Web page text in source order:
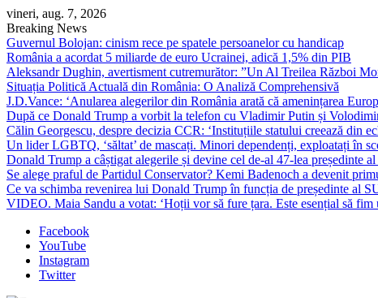
Skip
to
content
vineri, aug. 7, 2026
Breaking News
Guvernul Bolojan: cinism rece pe spatele persoanelor cu handicap
România a acordat 5 miliarde de euro Ucrainei, adică 1,5% din PIB
Aleksandr Dughin, avertisment cutremurător: ”Un Al Treilea Război
Situația Politică Actuală din România: O Analiză Comprehensivă
J.D.Vance: ‘Anularea alegerilor din România arată că amenințarea
După ce Donald Trump a vorbit la telefon cu Vladimir Putin și
Călin Georgescu, despre decizia CCR: ‘Instituțiile statului creează din
Un lider LGBTQ, ‘săltat’ de mascați. Minori dependenți, exploatați în
Donald Trump a câștigat alegerile și devine cel de-al 47-lea președinte
Se alege praful de Partidul Conservator? Kemi Badenoch a devenit
Ce va schimba revenirea lui Donald Trump în funcția de președinte al
VIDEO. Maia Sandu a votat: ‘Hoții vor să fure țara. Este esențial să fim
Facebook
YouTube
Instagram
Twitter